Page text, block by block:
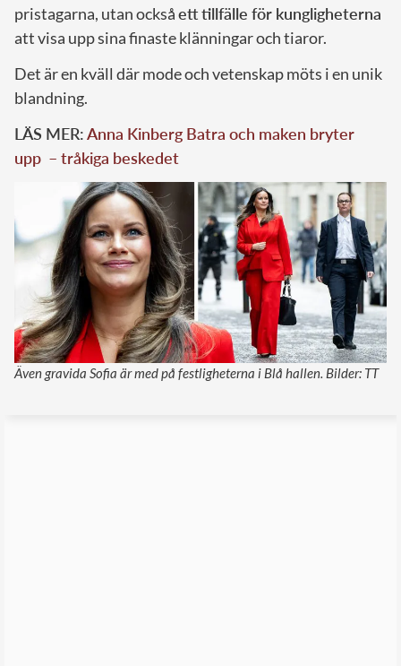
pristagarna, utan ocksåett tillfälle för kungligheterna
att visa upp sina finaste klänningar och tiaror.
Det är en kväll där mode och vetenskap möts i en unik
blandning.
LÄS MER:Anna Kinberg Batra och maken bryter
upp – tråkiga beskedet
Även gravida Sofia är med på festligheterna i Blå hallen. Bilder: TT